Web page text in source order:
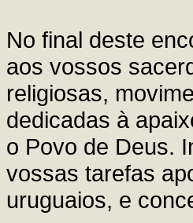
No final deste
aos vossos
religiosas,
dedicadas à
o Povo de Deus.
vossas tarefas
uruguaios, e